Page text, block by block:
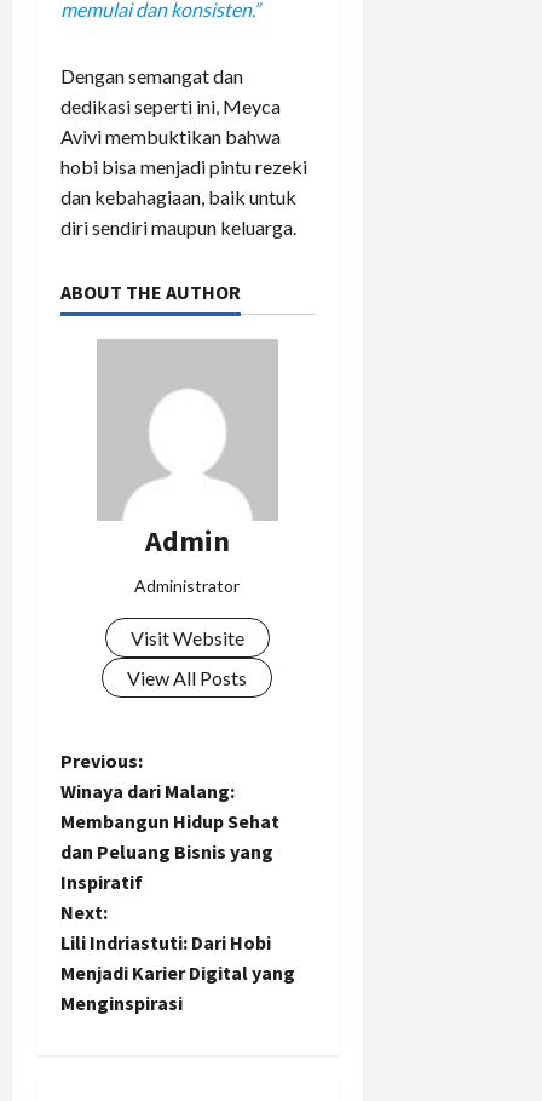
memulai dan konsisten.”
Dengan semangat dan
dedikasi seperti ini, Meyca
Avivi membuktikan bahwa
hobi bisa menjadi pintu rezeki
dan kebahagiaan, baik untuk
diri sendiri maupun keluarga.
ABOUT THE AUTHOR
Admin
Administrator
Visit Website
View All Posts
P
o
s
t
n
a
Previous:
Winaya dari Malang:
Membangun Hidup Sehat
dan Peluang Bisnis yang
Inspiratif
Next:
Lili Indriastuti: Dari Hobi
Menjadi Karier Digital yang
Menginspirasi